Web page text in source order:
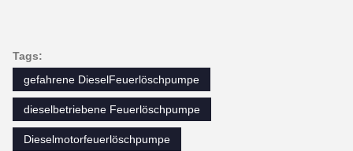
Tags:
gefahrene DieselFeuerlöschpumpe
dieselbetriebene Feuerlöschpumpe
Dieselmotorfeuerlöschpumpe